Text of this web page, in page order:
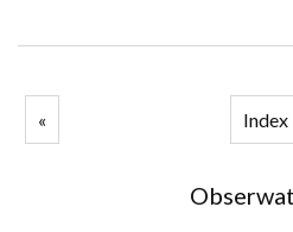
« Index